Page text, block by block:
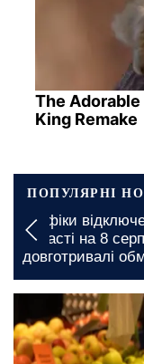
The Adorable
King Remake
ПОПУЛЯРНІ
Графіки
області на 8
довготривалі
сьогодні, 14:00